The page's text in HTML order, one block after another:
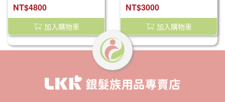
NT$4800
加入購物車
NT$3000
加入購物車